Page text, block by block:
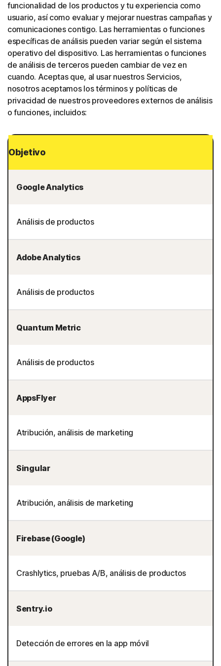
funcionalidad de los productos y tu experiencia como
usuario, así como evaluar y mejorar nuestras campañas y
comunicaciones contigo. Las herramientas o funciones
específicas de análisis pueden variar según el sistema
operativo del dispositivo. Las herramientas o funciones
de análisis de terceros pueden cambiar de vez en
cuando. Aceptas que, al usar nuestros Servicios,
nosotros aceptamos los términos y políticas de
privacidad de nuestros proveedores externos de análisis
o funciones, incluidos:
Objetivo
Google Analytics
Análisis de productos
Adobe Analytics
Análisis de productos
Quantum Metric
Análisis de productos
AppsFlyer
Atribución, análisis de marketing
Singular
Atribución, análisis de marketing
Firebase (Google)
Crashlytics, pruebas A/B, análisis de productos
Sentry.io
Detección de errores en la app móvil